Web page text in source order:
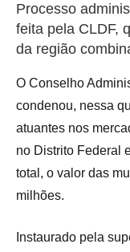
Processo
feita pela CLDF,
da região
O Conselho
condenou, nessa
atuantes nos
no Distrito Federal
total, o valor das
milhões.
Instaurado pela